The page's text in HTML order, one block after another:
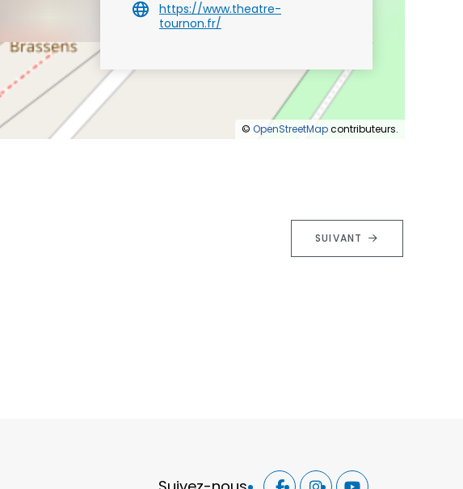
© OpenStreetMapcontributeurs.
https://www.theatre-
tournon.fr/
SUIVANT